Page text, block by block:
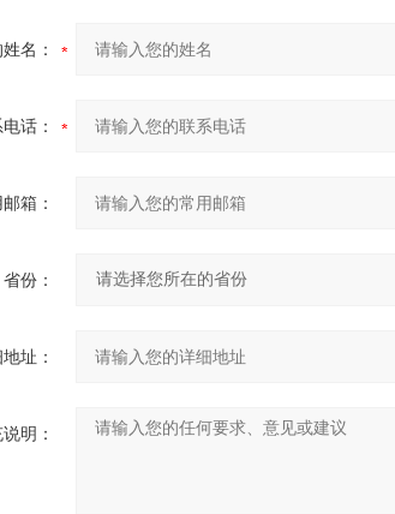
名：
话：
箱：
省份：
址：
明：